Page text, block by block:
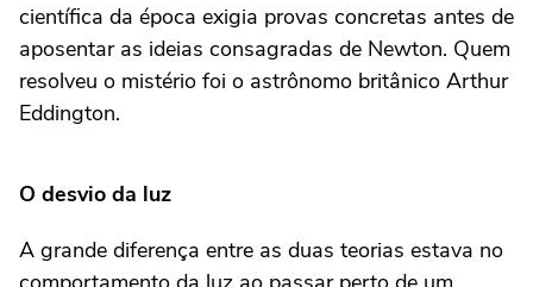
científica da época exigia provas concretas antes de
aposentar as ideias consagradas de Newton. Quem
resolveu o mistério foi o astrônomo britânico Arthur
Eddington.
O desvio da luz
A grande diferença entre as duas teorias estava no